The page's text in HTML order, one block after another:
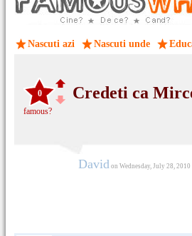
Nascuti azi Nascuti unde
0
famous?
Credeti ca
David on Wednesday, July 28, 2010